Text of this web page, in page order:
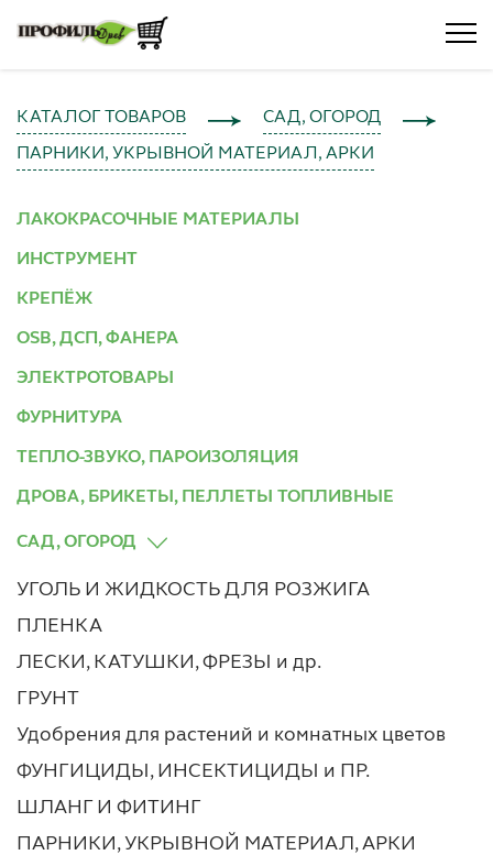
КАТАЛОГ ТОВАРОВ САД, ОГОРОД
ПАРНИКИ, УКРЫВНОЙ МАТЕРИАЛ, АРКИ
ЛАКОКРАСОЧНЫЕ МАТЕРИАЛЫ
ИНСТРУМЕНТ
КРЕПЁЖ
OSB, ДСП, ФАНЕРА
ЭЛЕКТРОТОВАРЫ
ФУРНИТУРА
ТЕПЛО-ЗВУКО, ПАРОИЗОЛЯЦИЯ
ДРОВА, БРИКЕТЫ, ПЕЛЛЕТЫ ТОПЛИВНЫЕ
САД, ОГОРОД
УГОЛЬ И ЖИДКОСТЬ ДЛЯ РОЗЖИГА
ПЛЕНКА
ЛЕСКИ, КАТУШКИ, ФРЕЗЫ и др.
ГРУНТ
Удобрения для растений и комнатных цветов
ФУНГИЦИДЫ, ИНСЕКТИЦИДЫ и ПР.
ШЛАНГ И ФИТИНГ
ПАРНИКИ, УКРЫВНОЙ МАТЕРИАЛ, АРКИ